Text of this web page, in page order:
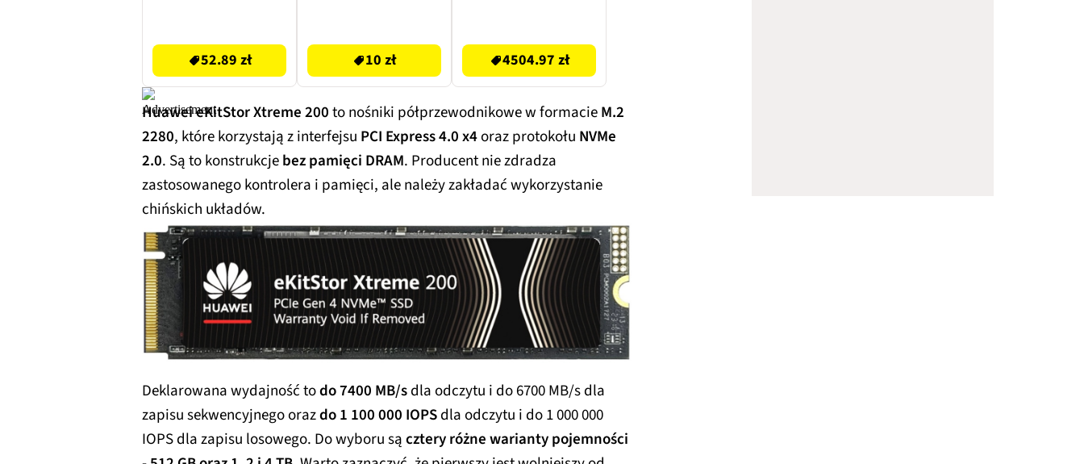
52.89 zł 10 zł 4504.97 zł
Huawei eKitStor Xtreme 200to nośniki półprzewodnikowe w formacieM.2
2280, które korzystają z interfejsu PCI Express 4.0 x4oraz protokołu NVMe
2.0. Są to konstrukcjebez pamięci DRAM. Producent nie zdradza
zastosowanego kontrolera i pamięci, ale należy zakładać wykorzystanie
chińskich układów.
Deklarowana wydajność todo 7400 MB/sdla odczytu i do 6700 MB/s dla
zapisu sekwencyjnego orazdo 1 100 000 IOPSdla odczytu i do 1 000 000
IOPS dla zapisu losowego. Do wyboru sącztery różne warianty pojemności